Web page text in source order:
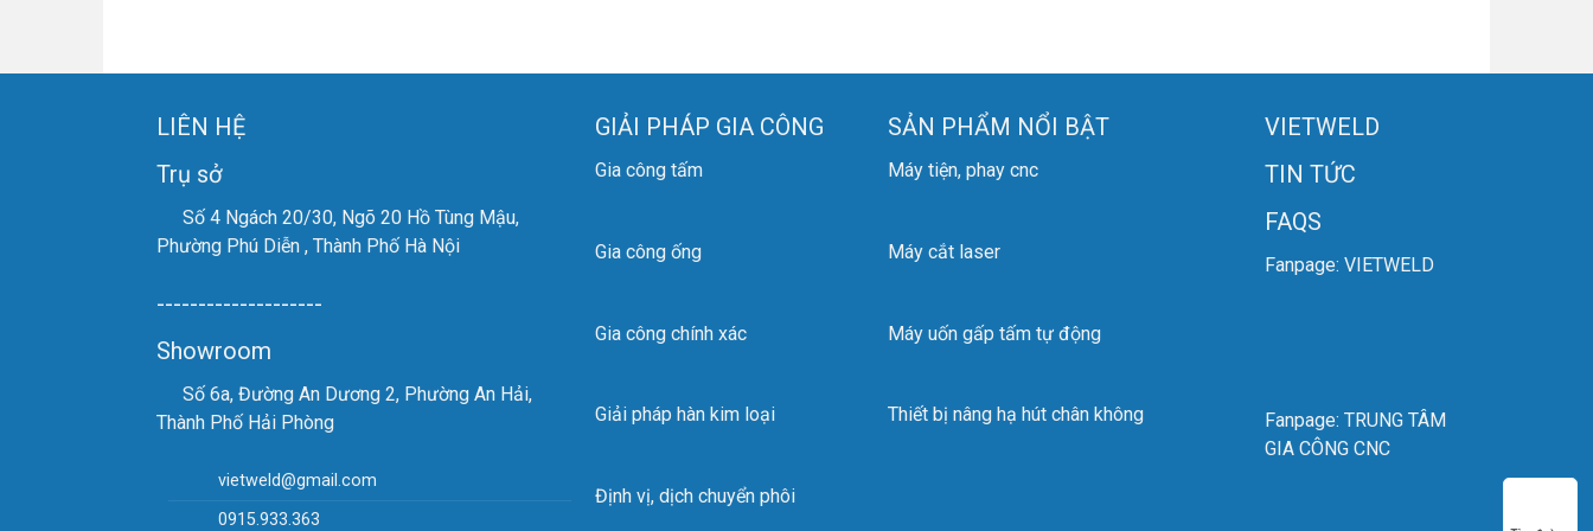
LIÊN HỆ
Trụ sở
Số 4 Ngách 20/30, Ngõ 20 Hồ Tùng Mậu,
Phường Phú Diễn , Thành Phố Hà Nội
--------------------
Showroom
Số 6a, Đường An Dương 2, Phường An Hải,
Thành Phố Hải Phòng
vietweld@gmail.com
0915.933.363
GIẢI PHÁP GIA CÔNG
Gia công tấm
Gia công ống
Gia công chính xác
Giải pháp hàn kim loại
Định vị, dịch chuyển phôi
SẢN PHẨM NỔI BẬT
Máy tiện, phay cnc
Máy cắt laser
Máy uốn gấp tấm tự động
Thiết bị nâng hạ hút chân không
VIETWELD
TIN TỨC
FAQS
Fanpage: VIETWELD
Fanpage: TRUNG TÂM
GIA CÔNG CNC